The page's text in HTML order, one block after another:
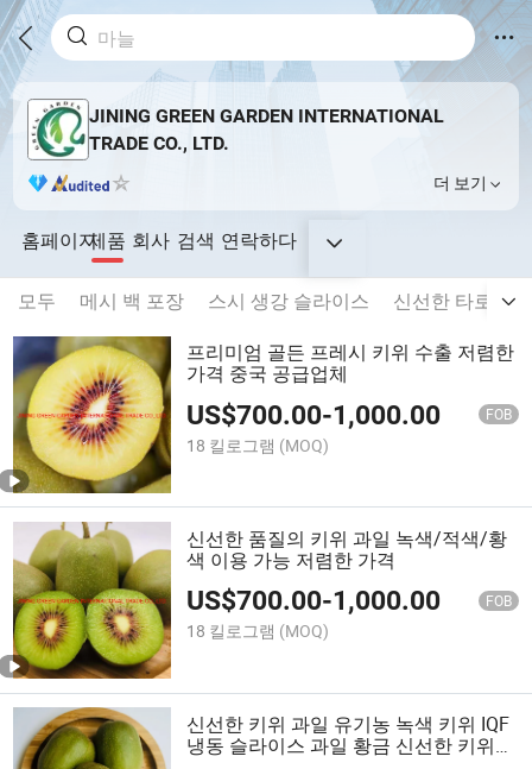
JINING GREEN GARDEN INTERNATIONAL
TRADE CO., LTD.
더 보기
홈페이지제품 회사 검색 연락하다
모두 메시 백 포장 스시 생강 슬라이스 신선한 타로
프리미엄 골든 프레시 키위 수출 저렴한
가격 중국 공급업체
US$700.00-1,000.00 FOB
18 킬로그램 (MOQ)
신선한 품질의 키위 과일 녹색/적색/황
색 이용 가능 저렴한 가격
US$700.00-1,000.00 FOB
18 킬로그램 (MOQ)
신선한 키위 과일 유기농 녹색 키위 IQF
냉동 슬라이스 과일 황금 신선한 키위